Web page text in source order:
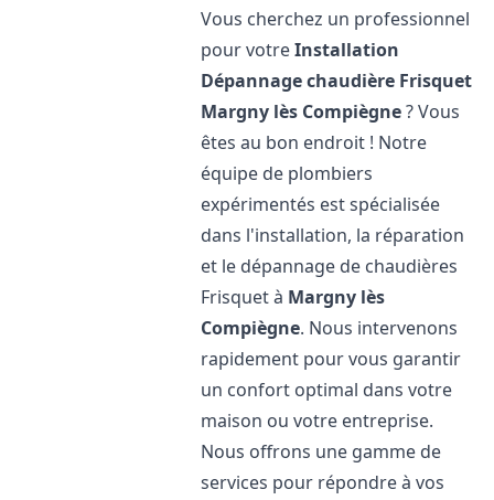
Vous cherchez un professionnel
pour votreInstallation
Dépannage chaudière Frisquet
Margny lès Compiègne? Vous
êtes au bon endroit ! Notre
équipe de plombiers
expérimentés est spécialisée
dans l'installation, la réparation
et le dépannage de chaudières
Frisquet à Margny lès
Compiègne. Nous intervenons
rapidement pour vous garantir
un confort optimal dans votre
maison ou votre entreprise.
Nous offrons une gamme de
services pour répondre à vos